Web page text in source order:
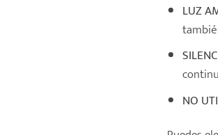
LUZ
NO